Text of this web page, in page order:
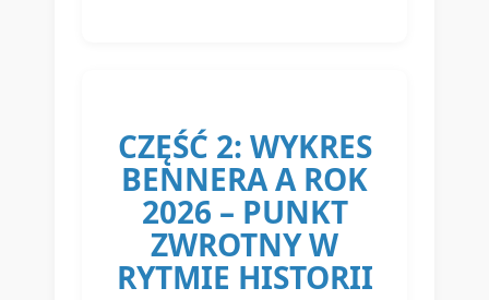
CZĘŚĆ 2: WYKRES
BENNERA A ROK
2026 – PUNKT
ZWROTNY W
RYTMIE HISTORII